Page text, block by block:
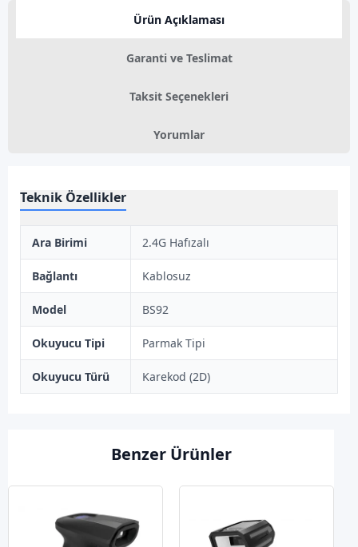
Ürün Açıklaması
Garanti ve Teslimat
Taksit Seçenekleri
Yorumlar
Teknik Özellikler
Ara Birimi 2.4G Hafızalı
Bağlantı Kablosuz
Model BS92
Okuyucu Tipi Parmak Tipi
Okuyucu Türü Karekod (2D)
Benzer Ürünler